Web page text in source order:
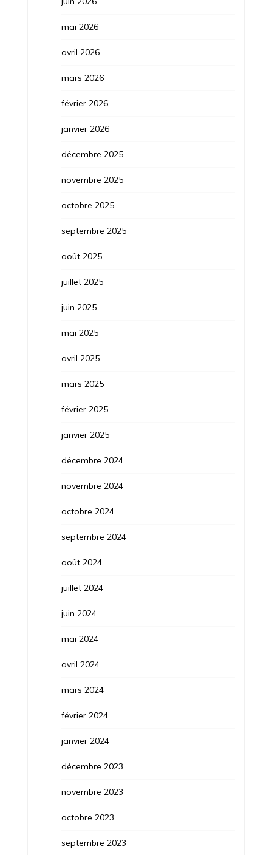
mai 2026
avril 2026
mars 2026
février 2026
janvier 2026
décembre 2025
novembre 2025
octobre 2025
septembre 2025
août 2025
juillet 2025
juin 2025
mai 2025
avril 2025
mars 2025
février 2025
janvier 2025
décembre 2024
novembre 2024
octobre 2024
septembre 2024
août 2024
juillet 2024
juin 2024
mai 2024
avril 2024
mars 2024
février 2024
janvier 2024
décembre 2023
novembre 2023
octobre 2023
septembre 2023